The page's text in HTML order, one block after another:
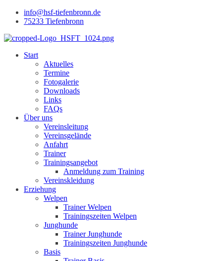
info@hsf-tiefenbronn.de
75233 Tiefenbronn
Start
Aktuelles
Termine
Fotogalerie
Downloads
Links
FAQs
Über uns
Vereinsleitung
Vereinsgelände
Anfahrt
Trainer
Trainingsangebot
Anmeldung zum Training
Vereinskleidung
Erziehung
Welpen
Trainer Welpen
Trainingszeiten Welpen
Junghunde
Trainer Junghunde
Trainingszeiten Junghunde
Basis